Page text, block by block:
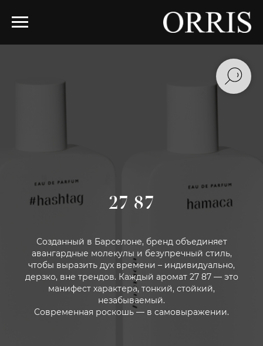
27 87
Созданный в Барселоне, бренд объединяет
авангардные молекулы и безупречный стиль,
чтобы выразить дух времени – индивидуально,
дерзко, вне трендов. Каждый аромат 27 87 — это
манифест характера, тонкий, стойкий,
незабываемый.
Современная роскошь — в самовыражении.